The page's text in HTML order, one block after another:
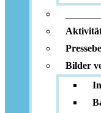
Bilder